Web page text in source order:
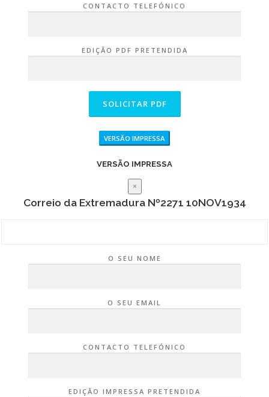
CONTACTO TELEFÓNICO
EDIÇÃO PDF PRETENDIDA
VERSÃO IMPRESSA
VERSÃO IMPRESSA
×
Correio da Extremadura Nº2271 10NOV1934
O SEU NOME
O SEU EMAIL
CONTACTO TELEFÓNICO
EDIÇÃO IMPRESSA PRETENDIDA